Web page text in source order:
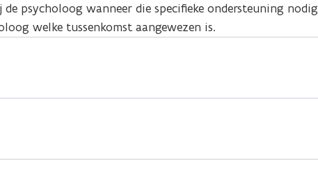
psycholoog wanneer die specifieke ondersteuning nodig
welke tussenkomst aangewezen is.